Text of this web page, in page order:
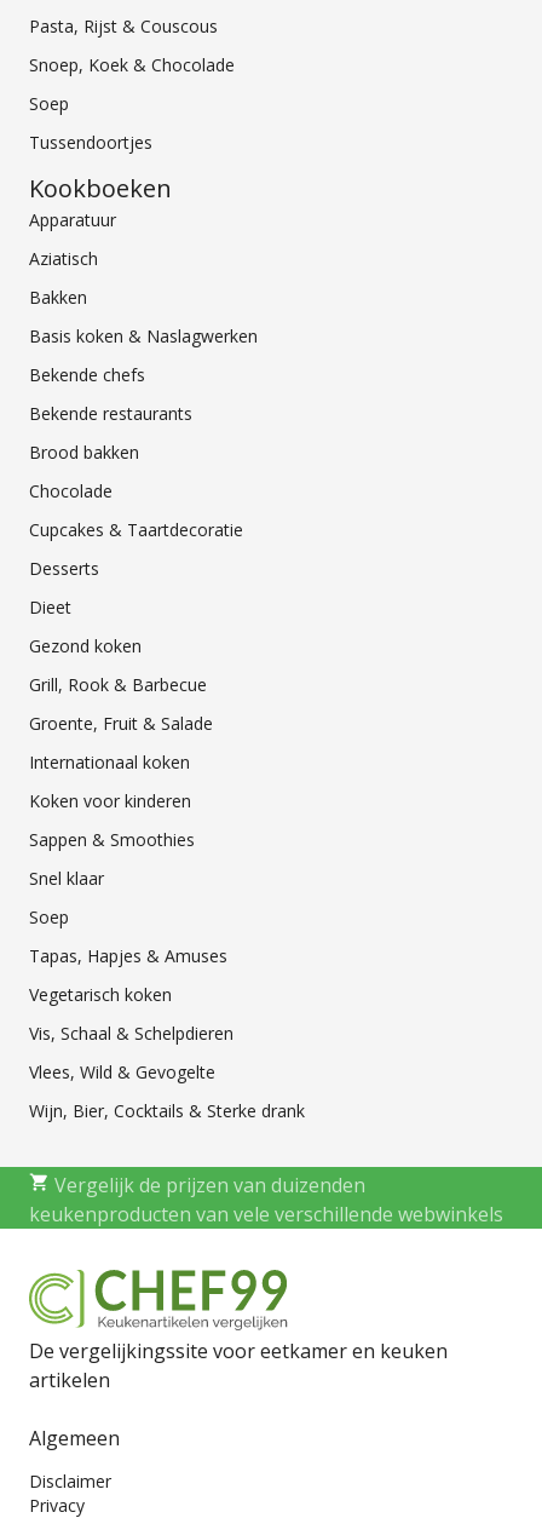
Pasta, Rijst & Couscous
Snoep, Koek & Chocolade
Soep
Tussendoortjes
Kookboeken
Apparatuur
Aziatisch
Bakken
Basis koken & Naslagwerken
Bekende chefs
Bekende restaurants
Brood bakken
Chocolade
Cupcakes & Taartdecoratie
Desserts
Dieet
Gezond koken
Grill, Rook & Barbecue
Groente, Fruit & Salade
Internationaal koken
Koken voor kinderen
Sappen & Smoothies
Snel klaar
Soep
Tapas, Hapjes & Amuses
Vegetarisch koken
Vis, Schaal & Schelpdieren
Vlees, Wild & Gevogelte
Wijn, Bier, Cocktails & Sterke drank
Vergelijk de prijzen van duizenden
keukenproducten van vele verschillende webwinkels
De vergelijkingssite voor eetkamer en keuken
artikelen
Algemeen
Disclaimer
Privacy